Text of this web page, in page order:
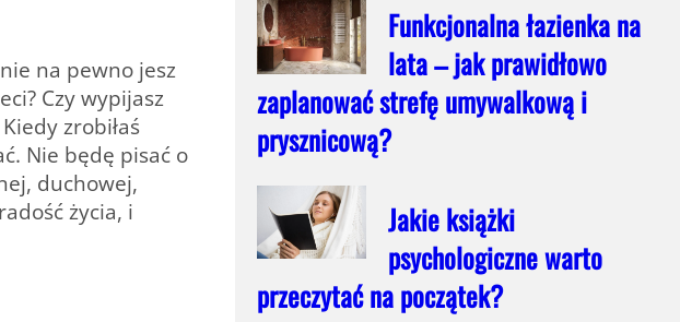
na pewno jesz
Czy wypijasz
zrobiłaś
Nie będę pisać o
duchowej,
życia, i
Funkcjonalna łazienka na
lata – jak prawidłowo
zaplanować strefę umywalkową i
prysznicową?
Jakie książki
psychologiczne warto
przeczytać na początek?